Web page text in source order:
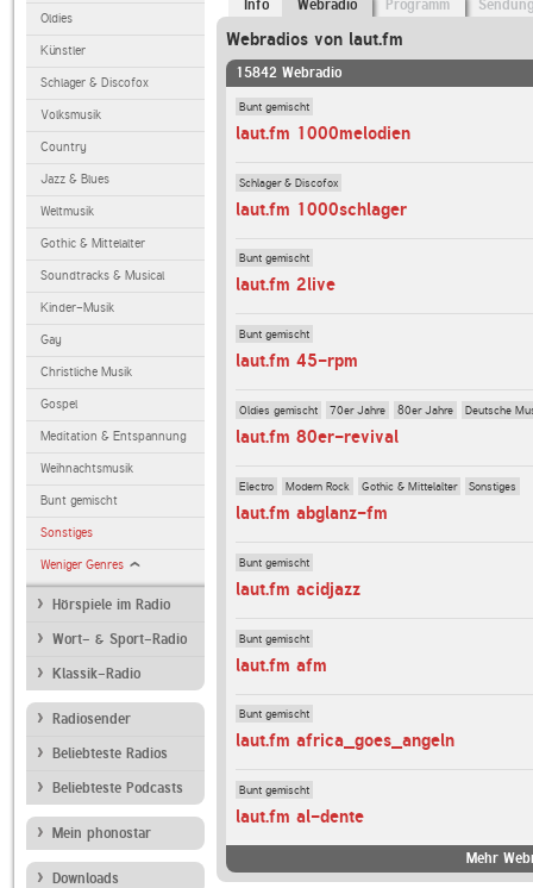
Oldies
Künstler
Schlager & Discofox
Volksmusik
Country
Jazz & Blues
Weltmusik
Gothic & Mittelalter
Soundtracks & Musical
Kinder-Musik
Gay
Christliche Musik
Gospel
Meditation & Entspannung
Weihnachtsmusik
Bunt gemischt
Sonstiges
Weniger Genres
Hörspiele im Radio
Wort- & Sport-Radio
Klassik-Radio
Radiosender
Beliebteste Radios
Beliebteste Podcasts
Mein phonostar
Downloads
Info Webradio Programm
Webradios von laut.fm
15842 Webradio
Bunt gemischt
laut.fm 1000melodien
Schlager & Discofox
laut.fm 1000schlager
Bunt gemischt
laut.fm 2live
Bunt gemischt
laut.fm 45-rpm
Oldies gemischt 70er Jahre 80er Jahre Deutsche
laut.fm 80er-revival
Electro Modern Rock Gothic & Mittelalter Sonstiges
laut.fm abglanz-fm
Bunt gemischt
laut.fm acidjazz
Bunt gemischt
laut.fm afm
Bunt gemischt
laut.fm africa_goes_angeln
Bunt gemischt
laut.fm al-dente
Mehr